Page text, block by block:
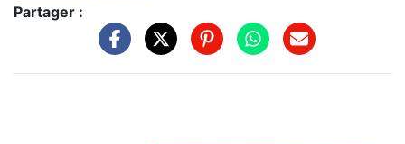
Partager :